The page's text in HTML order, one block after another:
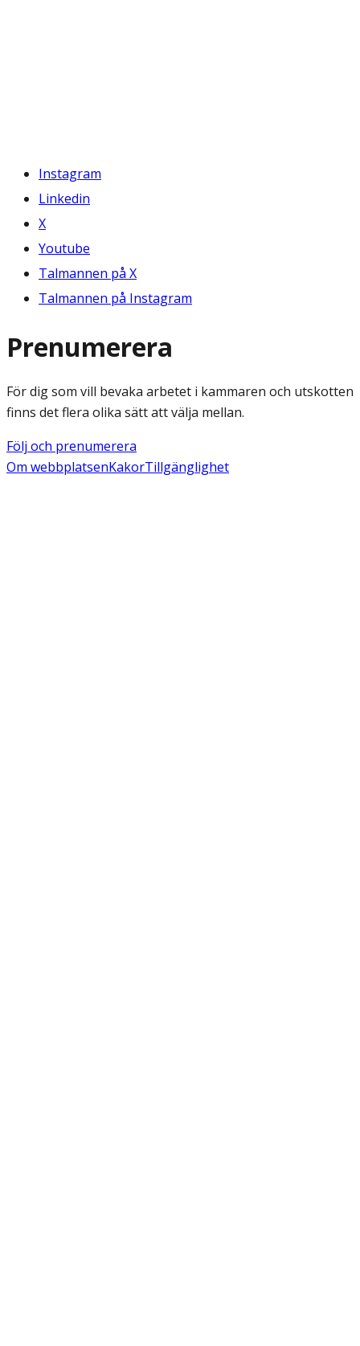
Instagram
Linkedin
X
Youtube
Talmannen på X
Talmannen på Instagram
Prenumerera
För dig som vill bevaka arbetet i kammaren och utskotten
finns det flera olika sätt att välja mellan.
Följ och prenumerera
Om webbplatsenKakorTillgänglighet